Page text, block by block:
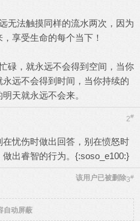
无法触摸同样的流水两次，因为
享受生命的每个当下！
碌，就永远不会得到空间，当你
远不会得到时间，当你持续的
天就永远不会来。
2#
忧伤时做出回答，别在愤怒时
出睿智的行为。{:soso_e100:}
3#
该用户已被删除
自动屏蔽